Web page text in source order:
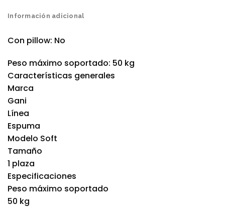
Información adicional
Con pillow: No
Peso máximo soportado: 50 kg
Características generales
Marca
Gani
Línea
Espuma
Modelo Soft
Tamaño
1 plaza
Especificaciones
Peso máximo soportado
50 kg